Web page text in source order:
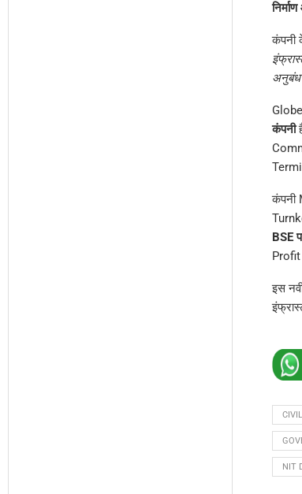
कंपनी
अनुबंध
कंपनी
कंपनी
BSE
इस
NIT